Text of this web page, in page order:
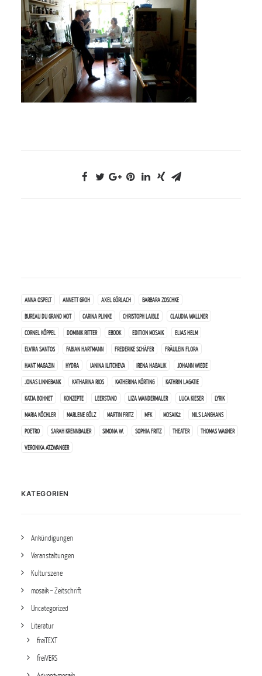
ANNA OSPELT ANNETT GROH AXEL GÖRLACH BARBARA ZOSCHKE
BUREAU DU GRAND MOT CARINA PLINKE CHRISTOPH LAIBLE CLAUDIA WALLNER
CORNEL KÖPPEL DOMINIK RITTER EBOOK EDITION MOSAIK ELIAS HELM
ELVIRA SANTOS FABIAN HARTMANN FREDERIKE SCHÄFER FRÄULEIN FLORA
HANT MAGAZIN HYDRA IANINA ILITCHEVA IRENA HABALIK JOHANN WIEDE
JONAS LINNEBANK KATHARINA RIOS KATHERINA KÖRTING KATHRIN LAGATIE
KATJA BOHNET KONZEPTE LEERSTAND LIZA WANDERMALER LUCA KIESER LYRIK
MARIA KÖCHLER MARLENE GÖLZ MARTIN FRITZ MFK MOSAIK2 NILS LANGHANS
POETRO SARAH KRENNBAUER SIMONA W. SOPHIA FRITZ THEATER THOMAS WAGNER
VERONIKA ATZWANGER
KATEGORIEN
Ankündigungen
Veranstaltungen
Kulturszene
mosaik – Zeitschrift
Uncategorized
Literatur
freiTEXT
freiVERS